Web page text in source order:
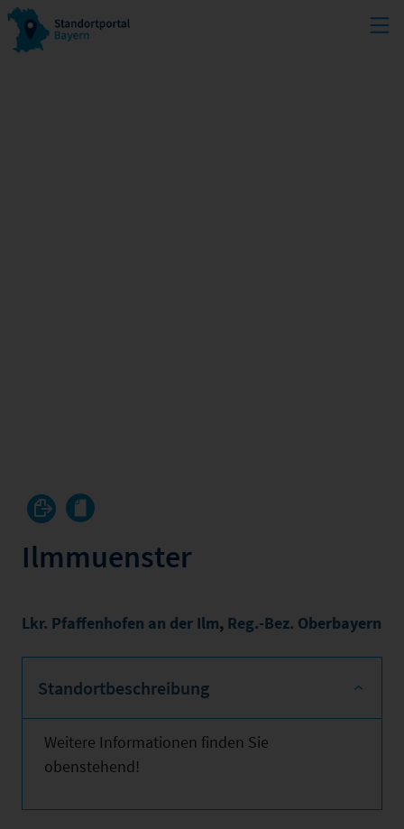
Ilmmuenster
Lkr. Pfaffenhofen an der Ilm, Reg.-Bez. Oberbayern
Standortbeschreibung
Weitere Informationen finden Sie
obenstehend!